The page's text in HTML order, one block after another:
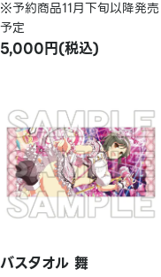
※予約商品11月下旬以降発売
予定
5,000円(税込)
バスタオル 舞